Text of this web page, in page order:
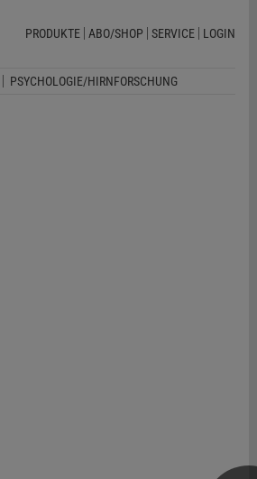
PRODUKTE ABO/SHOP SERVICE LOGIN
PSYCHOLOGIE/HIRNFORSCHUNG